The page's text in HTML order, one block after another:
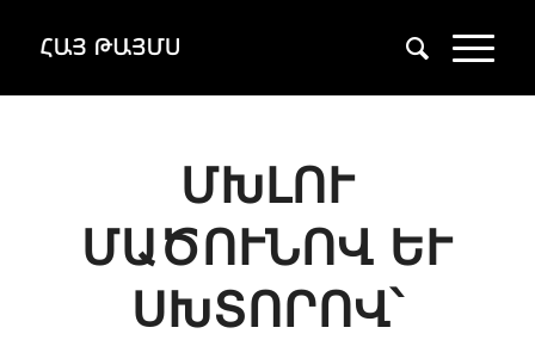
ՄԽԼՈՒ
ՄԱԾՈՒՆՈՎ ԵՒ Ս
ԽՏՈՐՈՎ՝ Գ